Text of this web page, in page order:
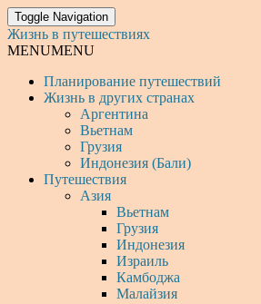
Toggle Navigation
Жизнь в путешествиях
MENUMENU
Планирование путешествий
Жизнь в других странах
Аргентина
Вьетнам
Грузия
Индонезия (Бали)
Путешествия
Азия
Вьетнам
Грузия
Индонезия
Израиль
Камбоджа
Малайзия